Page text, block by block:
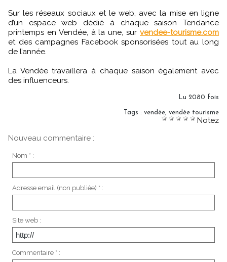
Sur les réseaux sociaux et le web, avec la mise en ligne
d’un espace web dédié à chaque saison Tendance
printemps en Vendée, à la une, sur vendee-tourisme.com
et des campagnes Facebook sponsorisées tout au long
de l’année.
La Vendée travaillera à chaque saison également avec
des influenceurs.
Lu 2080 fois
Tags : vendée vendée tourisme
Notez
Nouveau commentaire :
Nom * :
Adresse email (non publiée) * :
Site web :
Commentaire * :